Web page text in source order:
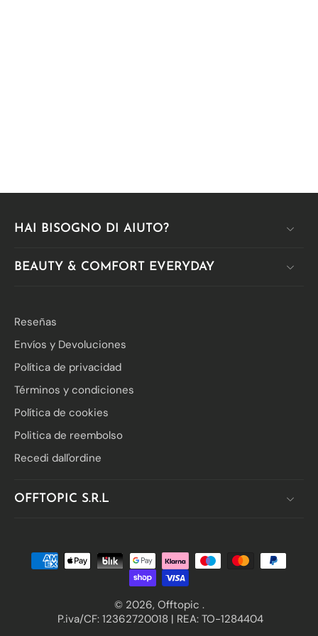
HAI BISOGNO DI AIUTO?
BEAUTY & COMFORT EVERYDAY
Reseñas
Envíos y Devoluciones
Política de privacidad
Términos y condiciones
Política de cookies
Politica de reembolso
Recedi dall'ordine
OFFTOPIC S.R.L
© 2026, Offtopic .
P.iva/CF: 12362720018 | REA: TO-1284404